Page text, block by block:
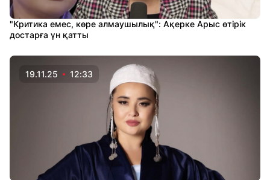
"Критика емес, көре алмаушылық": Ақерке Арыс өтірік
достарға үн қатты
19.11.25 12:33